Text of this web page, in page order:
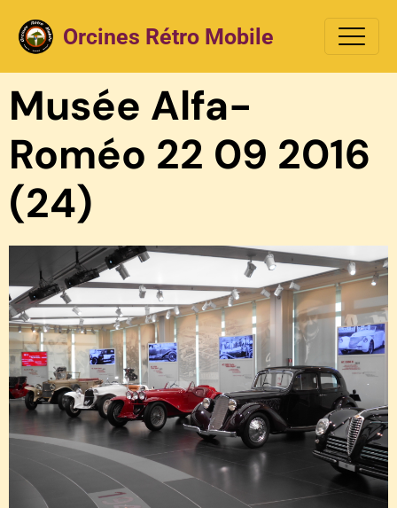
Orcines Rétro Mobile
Musée Alfa-
Roméo 22 09 2016
(24)